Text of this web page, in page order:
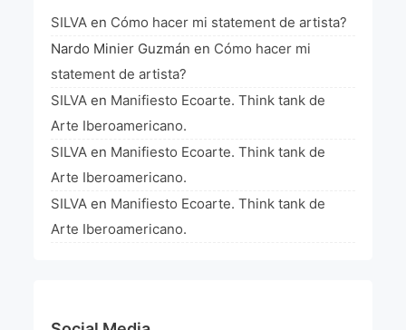
Association Paris
Fundación Colombia
SILVA en Cómo hacer mi statement de artista?
Nardo Minier Guzmán en Cómo hacer mi
statement de artista?
SILVA en Manifiesto Ecoarte. Think tank de
Arte Iberoamericano.
SILVA en Manifiesto Ecoarte. Think tank de
Arte Iberoamericano.
SILVA en Manifiesto Ecoarte. Think tank de
Arte Iberoamericano.